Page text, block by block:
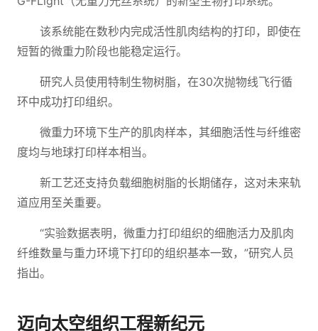
该系统能在数秒内完成活性肌肉结构的打印，即使在
短暂的微重力阶段也能稳定运行。
研究人员使用特制生物树脂，在30次抛物线飞行循
环中成功打印组织。
微重力环境下生产的肌肉样本，其细胞活性与纤维密
度均与地球打印样本相当。
新工艺还支持负载细胞树脂的长期储存，这对未来轨
道应用至关重要。
“实验数据表明，微重力打印组织的细胞活力及肌肉
纤维数量与重力环境下打印的组织基本一致，”研究人员
指出。
迈向太空组织工程新纪元